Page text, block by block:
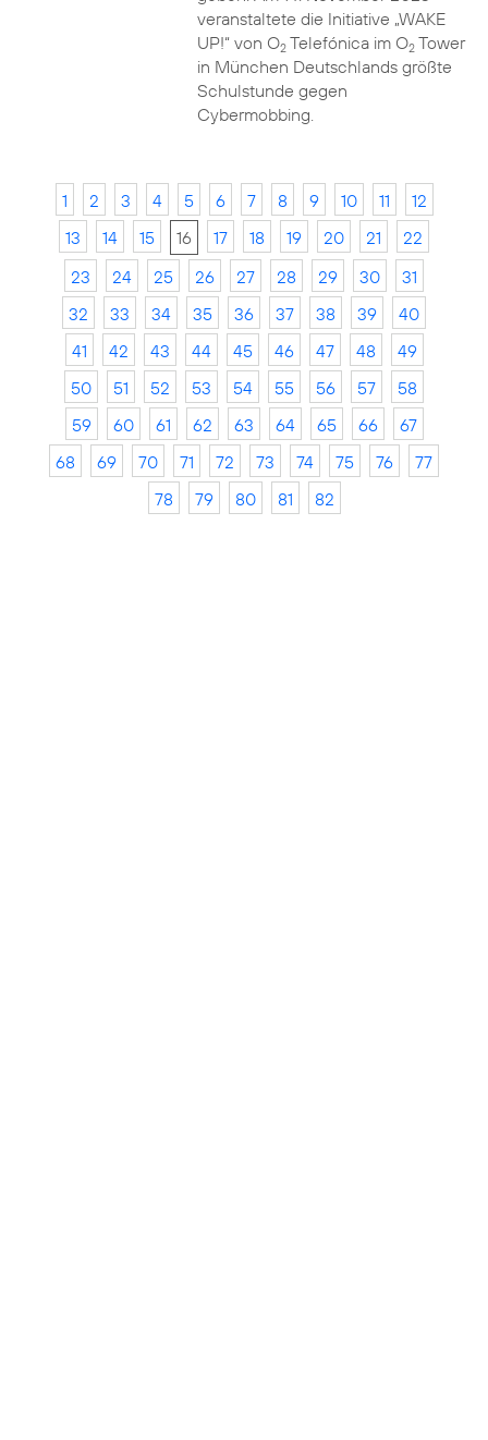
veranstaltete die Initiative „WAKE
UP!“ von O2Telefónica im O2Tower
in München Deutschlands größte
Schulstunde gegen
Cybermobbing.
1 2 3 4 5 6 7 8 9 10 11
12
13
14 15 16 17 18 19 20 21
22
23
24 25 26 27 28 29 30
31
32
33 34 35 36 37 38 39
40
41
42 43 44 45 46 47 48
49
50
51 52 53 54 55 56 57
58
59
60 61 62 63 64 65 66
67
68
69 70 71 72 73 74 75 76
77
78
79 80 81 82